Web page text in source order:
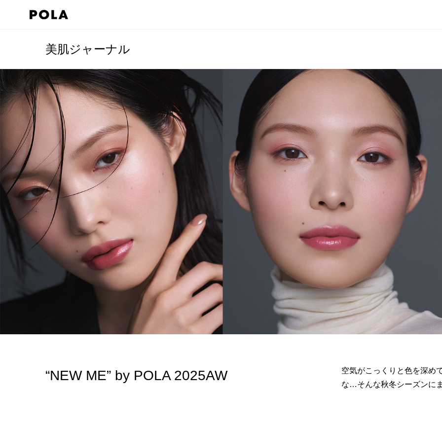
美肌ジャーナル
“NEW ME” by POLA 2025AW
空気がこっくりと色を深め
な…そんな秋冬シーズンに